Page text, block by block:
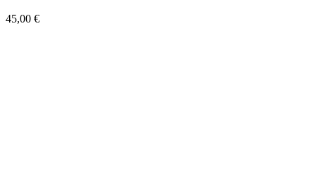
45,00 €